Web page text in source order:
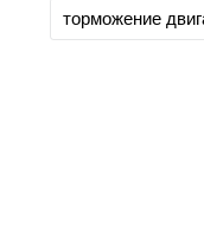
торможение